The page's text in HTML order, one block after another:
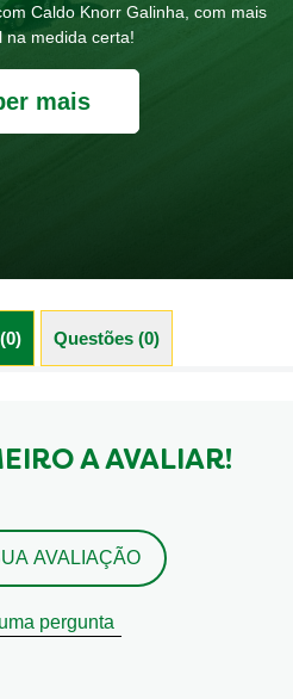
Caldo Knorr Galinha, com mais
na medida certa!
mais
Questões (0)
A AVALIAR!
AVALIAÇÃO
pergunta